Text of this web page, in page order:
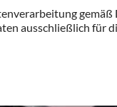
ausschließlich für